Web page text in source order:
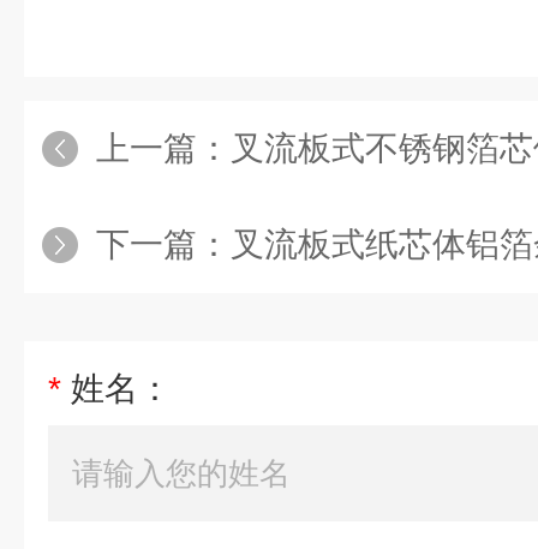
上一篇： 叉流板式不锈钢箔
下一篇： 叉流板式纸芯体铝
* 姓名：